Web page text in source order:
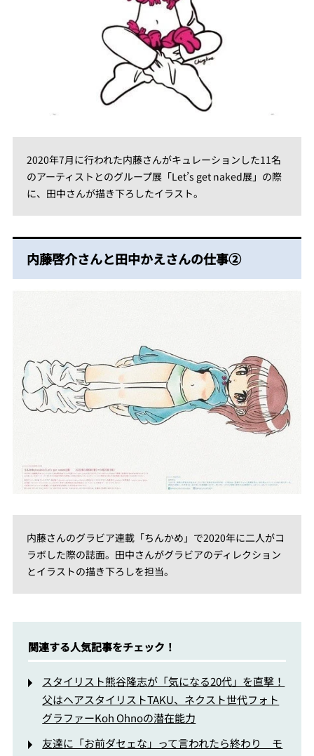
2020年7月に行われた内藤さんがキュレーションした11名
のアーティストとのグループ展「Let’s get naked展」の際
に、田中さんが描き下ろしたイラスト。
内藤啓介さんと田中かえさんの仕事②
内藤さんのグラビア連載「ちんかめ」で2020年に二人がコ
ラボした際の誌面。田中さんがグラビアのディレクション
とイラストの描き下ろしを担当。
関連する人気記事をチェック！
スタイリスト熊谷隆志が「気になる20代」を直撃！
父はヘアスタイリストTAKU、ネクスト世代フォト
グラファーKoh Ohnoの潜在能力
友達に「お前ダセェな」って言われたら終わり モ